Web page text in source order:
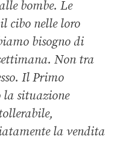
bombe. Le
cibo nelle loro
bisogno di
Non tra
Il Primo
situazione
la vendita